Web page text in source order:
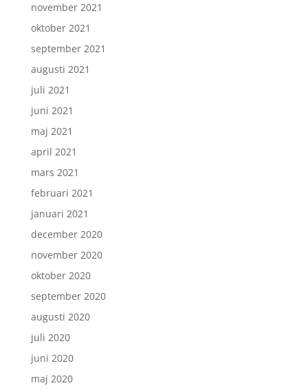
november 2021
oktober 2021
september 2021
augusti 2021
juli 2021
juni 2021
maj 2021
april 2021
mars 2021
februari 2021
januari 2021
december 2020
november 2020
oktober 2020
september 2020
augusti 2020
juli 2020
juni 2020
maj 2020